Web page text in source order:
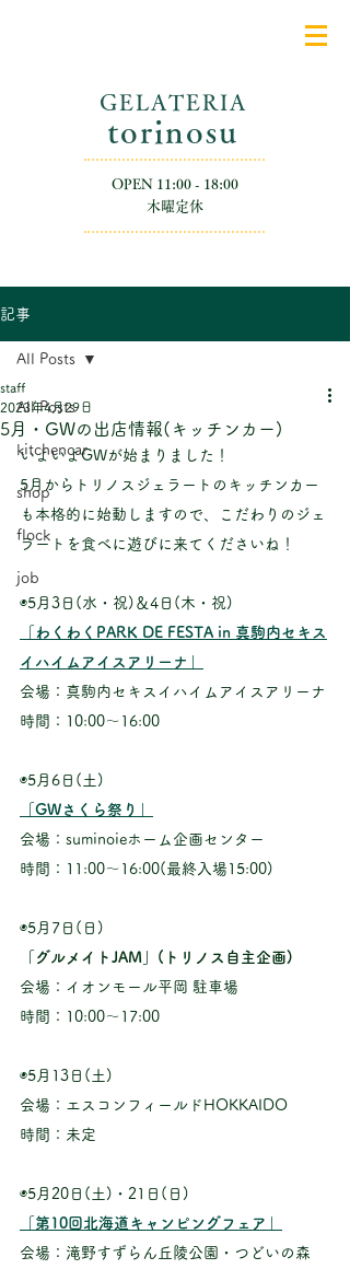
GELATERIA
​torinosu
OPEN 11:00 - 18:00
​木曜定休
記事
All Posts
kitchencar
shop
flock
job
All Posts
5月・GWの出店情報(キッチンカー)
staff
2023年4月29日
いよいよGWが始まりました！
5月からトリノスジェラートのキッチンカー
も本格的に始動しますので、こだわりのジェ
ラートを食べに遊びに来てくださいね！
◉5月3日(水・祝)＆4日(木・祝)
「わくわくPARK DE FESTA in 真駒内セキス
イハイムアイスアリーナ」
会場：真駒内セキスイハイムアイスアリーナ
時間：10:00〜16:00
◉5月6日(土)
「GWさくら祭り」
会場：suminoieホーム企画センター
時間：11:00〜16:00(最終入場15:00)
◉5月7日(日)
「グルメイトJAM」(トリノス自主企画)
会場：イオンモール平岡 駐車場
時間：10:00〜17:00
◉5月13日(土)
会場：エスコンフィールドHOKKAIDO
時間：未定
◉5月20日(土)・21日(日)
「第10回北海道キャンピングフェア」
会場：滝野すずらん丘陵公園・つどいの森